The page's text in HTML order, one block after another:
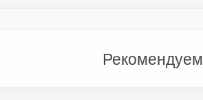
Рекомендуем